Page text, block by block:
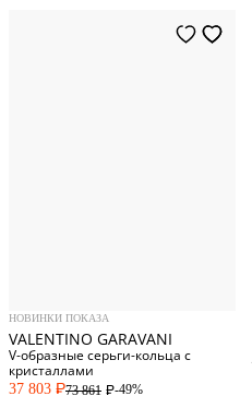
НОВИНКИ ПОКАЗА
VALENTINO GARAVANI
V-образные серьги-кольца с
кристаллами
37 803 P73 861 P-49%